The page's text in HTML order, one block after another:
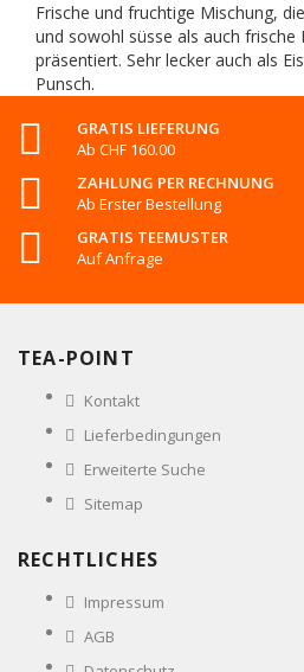
Frische und fruchtige Mischung,
und sowohl süsse als auch frische
präsentiert. Sehr lecker auch als
Punsch.
GRATIS LIEFERUNG
Ab CHF 160.00
ZAHLUNG PER RECHNUNG
Ab Erster Bestellung
GRATIS TEEMUSTER
Auf Anfrage
TEA-POINT
Kontakt
Lieferbedingungen
Erweiterte Suche
Sitemap
RECHTLICHES
Impressum
AGB